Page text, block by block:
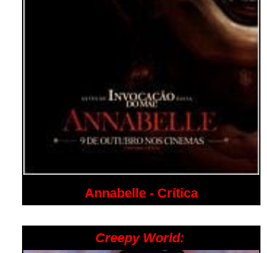
Annabelle - Crítica
Creepy World: